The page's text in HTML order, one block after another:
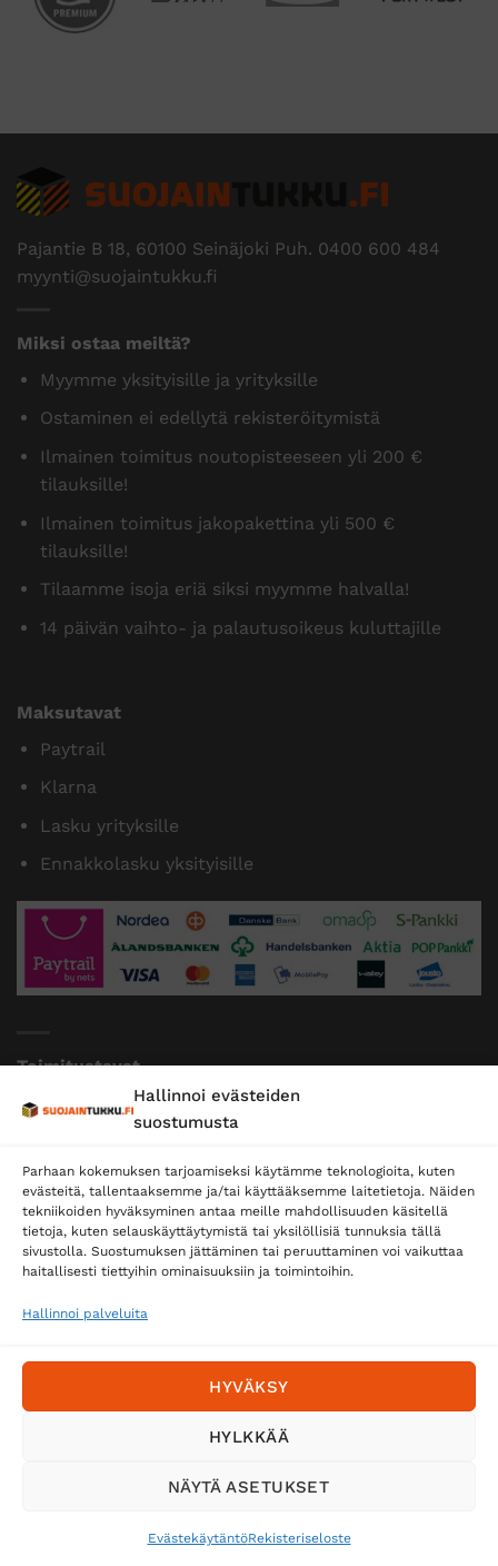
Hallinnoi evästeiden
suostumusta
Parhaan kokemuksen tarjoamiseksi käytämme teknologioita, kuten
evästeitä, tallentaaksemme ja/tai käyttääksemme laitetietoja. Näiden
tekniikoiden hyväksyminen antaa meille mahdollisuuden käsitellä
tietoja, kuten selauskäyttäytymistä tai yksilöllisiä tunnuksia tällä
sivustolla. Suostumuksen jättäminen tai peruuttaminen voi vaikuttaa
haitallisesti tiettyihin ominaisuuksiin ja toimintoihin.
Hallinnoi palveluita
HYVÄKSY
HYLKKÄÄ
NÄYTÄ ASETUKSET
EvästekäytäntöRekisteriseloste
Pajantie B 18, 60100 Seinäjoki Puh. 0400 600 484
myynti@suojaintukku.fi
Miksi ostaa meiltä?
Myymme yksityisille ja yrityksille
Ostaminen ei edellytä rekisteröitymistä
Ilmainen toimitus noutopisteeseen yli 200 €
tilauksille!
Ilmainen toimitus jakopakettina yli 500 €
tilauksille!
Tilaamme isoja eriä siksi myymme halvalla!
14 päivän vaihto- ja palautusoikeus kuluttajille
Maksutavat
Paytrail
Klarna
Lasku yrityksille
Ennakkolasku yksityisille
Toimitustavat
Posti
Postnord
Tilaa uutiskirje ja saat erikoisalennuksia